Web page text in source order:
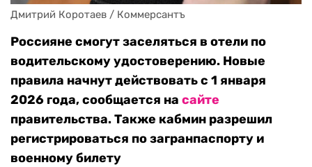
Дмитрий Коротаев / Коммерсантъ
Россияне смогут заселяться в отели по
водительскому удостоверению. Новые
правила начнут действовать с 1 января
2026 года, сообщается на сайте
правительства. Также кабмин разрешил
регистрироваться по загранпаспорту и
военному билету